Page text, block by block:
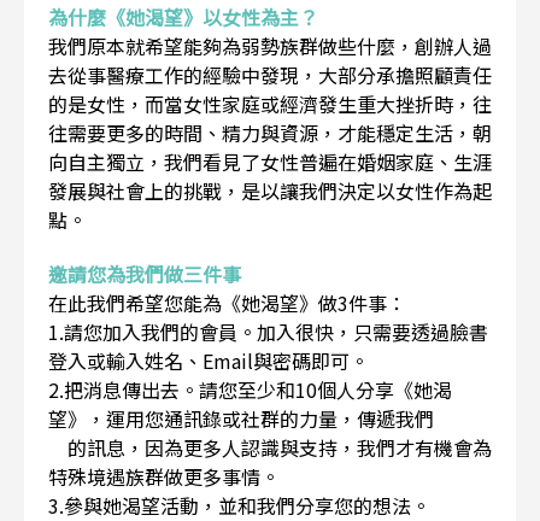
為什麼《她渴望》以女性為主？
我們原本就希望能夠為弱勢族群做些什麼，創辦人過
去從事醫療工作的經驗中發現，大部分承擔照顧責任
的是女性，而當女性家庭或經濟發生重大挫折時，往
往需要更多的時間、精力與資源，才能穩定生活，朝
向自主獨立，我們看見了女性普遍在婚姻家庭、生涯
發展與社會上的挑戰，是以讓我們決定以女性作為起
點。
邀請您為我們做三件事
在此我們希望您能為《她渴望》做3件事：
1.請您加入我們的會員。加入很快，只需要透過臉書
登入或輸入姓名、Email與密碼即可。
2.把消息傳出去。請您至少和10個人分享《她渴
望》，運用您通訊錄或社群的力量，傳遞我們
的訊息，因為更多人認識與支持，我們才有機會為
特殊境遇族群做更多事情。
3.參與她渴望活動，並和我們分享您的想法。